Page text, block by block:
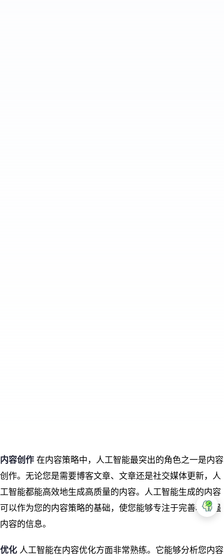
内容创作 在内容策略中，人工智能最突出的角色之一是内容
创作。无论您是需要博客文章、文章还是社交媒体更新，人
工智能都能高效地生成高质量的内容。人工智能生成的内容
可以作为您的内容策略的基础，使您能够专注于完善和增强
内容的信息。
优化 人工智能在内容优化方面非常熟练。它能够分析您内容